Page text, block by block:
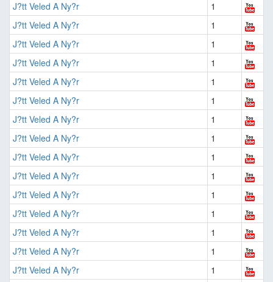
J?tt Veled A Ny?r
1
J?tt Veled A Ny?r
1
J?tt Veled A Ny?r
1
J?tt Veled A Ny?r
1
J?tt Veled A Ny?r
1
J?tt Veled A Ny?r
1
J?tt Veled A Ny?r
1
J?tt Veled A Ny?r
1
J?tt Veled A Ny?r
1
J?tt Veled A Ny?r
1
J?tt Veled A Ny?r
1
J?tt Veled A Ny?r
1
J?tt Veled A Ny?r
1
J?tt Veled A Ny?r
1
J?tt Veled A Ny?r
1